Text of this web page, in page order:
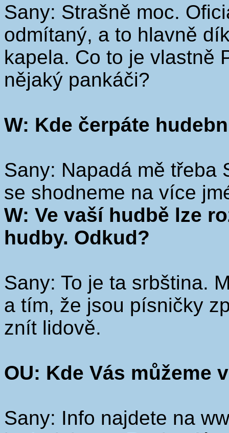
Sany: Strašně moc.
odmítaný, a to hlavně
kapela. Co to je vlastně
nějaký pankáči?
W: Kde čerpáte
Sany: Napadá mě třeba
se shodneme na více
W: Ve vaší hudbě lze
hudby. Odkud?
Sany: To je ta srbština.
a tím, že jsou písničky
znít lidově.
OU: Kde Vás můžeme
Sany: Info najdete na